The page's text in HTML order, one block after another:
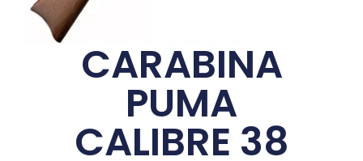
CARABINA
PUMA
CALIBRE 38